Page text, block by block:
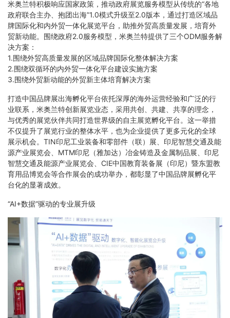
米奥兰特积极响应国家政策，推动政府展览服务模型从传统的“各地
政府联合主办、抱团出海”1.0模式升级至2.0版本，通过打造区域品
牌国际化和内外贸一体化展览平台，助推外贸高质量发展，培育外
贸新动能。围绕政府2.0服务模型，米奥兰特提供了三个ODM服务解
决方案：
1.围绕外贸高质量发展的区域品牌国际化整体解决方案
2.围绕双循环的内外贸一体化平台建设实施方案
3.围绕外贸新动能的外贸新主体培育解决方案
打造中国品牌展出海孵化平台依托深厚的海外运营经验和广泛的行
业联系，米奥兰特创新展览业态，采用共创、共建、共享的理念，
与优秀的展览伙伴共同打造世界级的自主展览孵化平台。这一举措
不仅提升了展览行业的整体水平，也为企业提供了更多元化的全球
展示机会。TIN印尼工业装备和零部件（联）展、印尼智慧交通及能
源产业展览会、MTM印尼（雅加达）冶金铸造及金属制品展、印尼
智慧交通及能源产业展览会、CIE中国教育装备展（印尼）暨东盟教
育用品博览会等合作展会的成功举办，都彰显了中国品牌展孵化平
台化的显著成效。
“AI+数据”驱动的专业展升级